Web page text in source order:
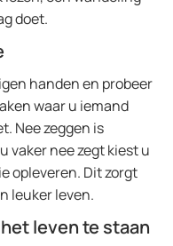
doet.
handen en probeer
waar u iemand
Nee zeggen is
vaker nee zegt kiest u
opleveren. Dit zorgt
leuker leven.
leven te staan